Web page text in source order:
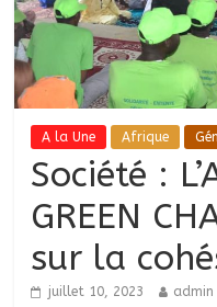
A la Une Afrique
Société :
GREEN
sur la
juillet 10, 2023 admin